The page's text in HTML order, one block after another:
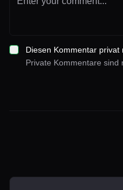
Diesen Kommentar privat
Private Kommentare sind